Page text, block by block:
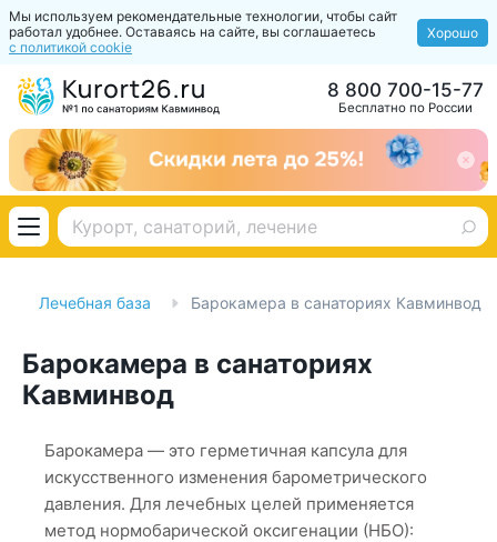
Мы используем рекомендательные технологии, чтобы сайт
работал удобнее. Оставаясь на сайте, вы соглашаетесь
с политикой cookie
Хорошо
Бесплатно по России
8 800 700-15-77
Лечебная база Барокамера в санаториях Кавминвод
Барокамера в санаториях
Кавминвод
Барокамера — это герметичная капсула для
искусственного изменения барометрического
давления. Для лечебных целей применяется
метод нормобарической оксигенации (НБО):